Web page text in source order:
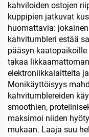
kahviloiden ostojen
kuppipien jatkuvat
huomattavia:
kahvitumbleri estää
pääsyn
takaa
elektroniikkalaitteita
Monikäyttöisyys
kahvitumblereiden
smoothien,
maksimoi niiden
mukaan. Laaja suu